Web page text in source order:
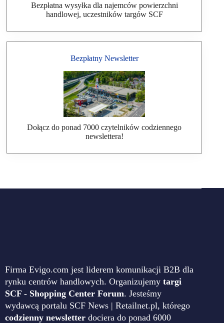
Bezpłatna wysyłka dla najemców powierzchni
handlowej, uczestników targów SCF
Bezpłatny Newsletter
Dołącz do ponad 7000 czytelników codziennego
newslettera!
Firma Evigo.com jest liderem komunikacji B2B dla
rynku centrów handlowych. Organizujemy targi
SCF - Shopping Center Forum. Jesteśmy
wydawcą portalu SCF News | Retailnet.pl, którego
codzienny newsletter dociera do ponad 6000